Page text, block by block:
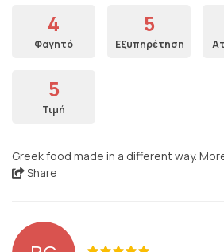
4
Φαγητό
5
Εξυπηρέτηση
5
Τιμή
Greek food made in a different way.
Share